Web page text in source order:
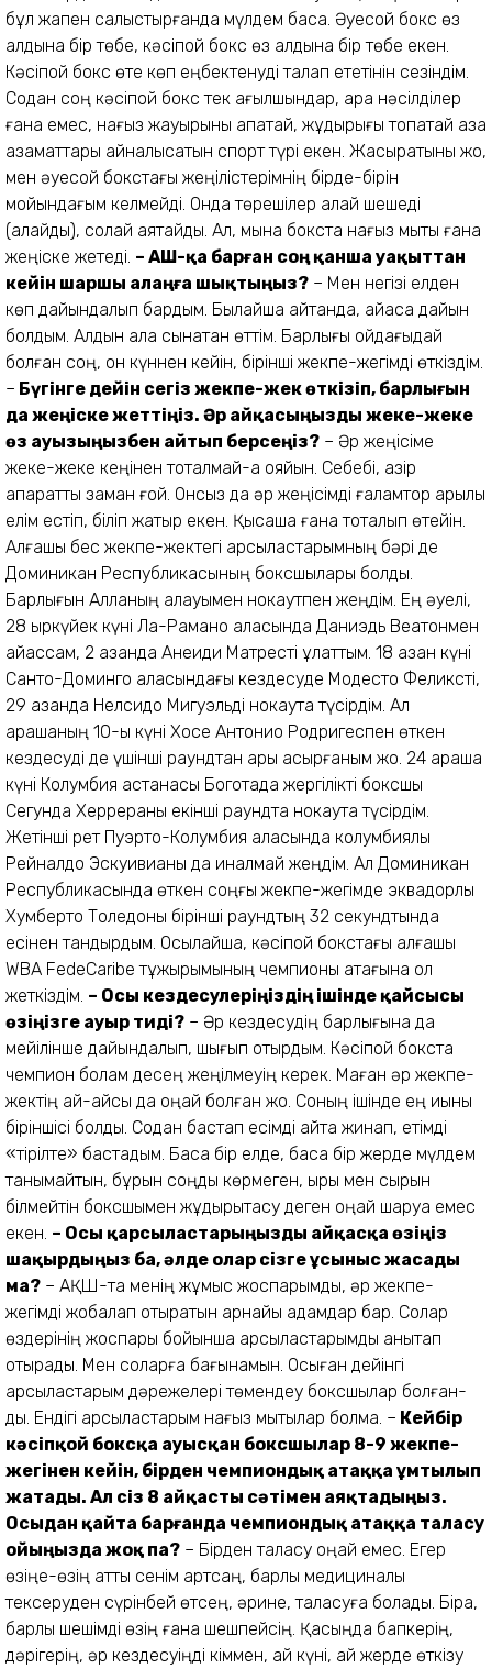
бұл жақпен салыстырғанда мүлдем басқа. Әуесқой бокс өз
алдына бір төбе, кәсіпқой бокс өз алдына бір төбе екен.
Кәсіпқой бокс өте көп еңбектенуді талап ететінін сезіндім.
Содан соң кәсіпқой бокс тек ағылшындар, қара нәсілділер
ғана емес, нағыз жауырыны қақпақтай, жұдырығы тоқпақтай қазақ
азаматтары айналысатын спорт түрі екен. Жасыратыны жоқ,
мен әуесқой бокстағы жеңілістерімнің бірде-бірін
мойындағым келмейді. Онда төрешілер қалай шешеді
(қалайды), солай аяқтайды. Ал, мына бокста нағыз мықты ғана
жеңіске жетеді. – АҚШ-қа барған соң қанша уақыттан
кейін шаршы алаңға шықтыңыз? – Мен негізі елден
көп дайындалып бардым. Былайша айтқанда, айқасқа дайын
болдым. Алдын ала сынақтан өттім. Барлығы ойдағыдай
болған соң, он күннен кейін, бірінші жекпе-жегімді өткіздім.
– Бүгінге дейін сегіз жекпе-жек өткізіп, барлығын
да жеңіске жеттіңіз. Әр айқасыңызды жеке-жеке
өз ауызыңызбен айтып берсеңіз? – Әр жеңісіме
жеке-жеке кеңінен тоқталмай-ақ қояйын. Себебі, қазір
ақпараттық заман ғой. Онсыз да әр жеңісімді ғаламтор арқылы
елім естіп, біліп жатыр екен. Қысқаша ғана тоқталып өтейін.
Алғашқы бес жекпе-жектегі қарсыластарымның бәрі де
Доминикан Республикасының боксшылары болды.
Барлығын Алланың қалауымен нокаутпен жеңдім. Ең әуелі,
28 қыркүйек күні Ла-Рамано қаласында Даниэдь Веатонмен
айқассам, 2 қазанда Анеиди Матресті құлаттым. 18 қазан күні
Санто-Доминго қаласындағы кездесуде Модесто Феликсті,
29 қазанда Нелсидо Мигуэльді нокаутқа түсірдім. Ал
қарашаның 10-ы күні Хосе Антонио Родригеспен өткен
кездесуді де үшінші раундтан ары асырғаным жоқ. 24 қараша
күні Колумбия астанасы Боготада жергілікті боксшы
Сегунда Херрераны екінші раундта нокаутқа түсірдім.
Жетінші рет Пуэрто-Колумбия қаласында колумбиялық
Рейналдо Эскуивианы да қиналмай жеңдім. Ал Доминикан
Республикасында өткен соңғы жекпе-жегімде эквадорлық
Хумберто Толедоны бірінші раундтың 32 cекундтында
есінен тандырдым. Осылайша, кәсіпқой бокстағы алғашқы
WBA FedeCaribe тұжырымының чемпионы атағына қол
жеткіздім. – Осы кездесулеріңіздің ішінде қайсысы
өзіңізге ауыр тиді? – Әр кездесудің барлығына да
мейілінше дайындалып, шығып отырдым. Кәсіпқой бокста
чемпион болам десең жеңілмеуің керек. Маған әр жекпе-
жектің қай-қайсы да оңай болған жоқ. Соның ішінде ең қиыны
біріншісі болды. Содан бастап есімді қайта жинап, етімді
«тірілте» бастадым. Басқа бір елде, басқа бір жерде мүлдем
танымайтын, бұрын соңды көрмеген, қыры мен сырын
білмейтін боксшымен жұдырықтасу деген оңай шаруа емес
екен. – Осы қарсыластарыңызды айқасқа өзіңіз
шақырдыңыз ба, әлде олар сізге ұсыныс жасады
ма? – АҚШ-та менің жұмыс жоспарымды, әр жекпе-
жегімді жобалап отыратын арнайы адамдар бар. Солар
өздерінің жоспары бойынша қарсыластарымды анықтап
отырады. Мен соларға бағынамын. Осыған дейінгі
қарсыластарым дәрежелері төмендеу боксшылар болған-
ды. Ендігі қарсыластарым нағыз мықтылар болмақ. – Кейбір
кәсіпқой боксқа ауысқан боксшылар 8-9 жекпе-
жегінен кейін, бірден чемпиондық атаққа ұмтылып
жатады. Ал сіз 8 айқасты сәтімен аяқтадыңыз.
Осыдан қайта барғанда чемпиондық атаққа таласу
ойыңызда жоқ па? – Бірден таласу оңай емес. Егер
өзіңе-өзің қатты сенім артсаң, барлық медициналық
тексеруден сүрінбей өтсең, әрине, таласуға болады. Бірақ,
барлық шешімді өзің ғана шешпейсің. Қасыңда бапкерің,
дәрігерің, әр кездесуіңді кіммен, қай күні, қай жерде өткізу